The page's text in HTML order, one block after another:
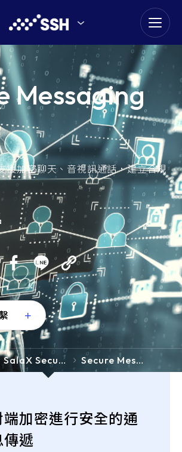
N-Partner
TeamT5 杜浦數位安全
QSAN 廣盛科技
OPSWAT
MENLO SECURITY
SSH Communications
Security
e-SOFT
Messaging
援加密聊天、音視訊通話，建立合規
SalaX Secure
Collaboratio
Secure Mess
aging 2024
加密進行安全的通
傳遞